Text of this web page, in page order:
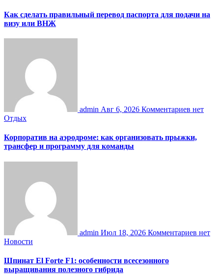
Как сделать правильный перевод паспорта для подачи на
визу или ВНЖ
admin Авг 6, 2026 Комментариев нет
Отдых
Корпоратив на аэродроме: как организовать прыжки,
трансфер и программу для команды
admin Июл 18, 2026 Комментариев нет
Новости
Шпинат El Forte F1: особенности всесезонного
выращивания полезного гибрида